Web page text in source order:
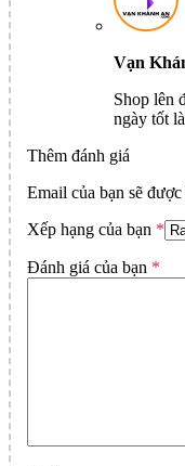
Vạn
Shop lên
ngày tốt
Thêm đánh giá
Email của bạn sẽ được
Xếp hạng của bạn *
Đánh giá của bạn *